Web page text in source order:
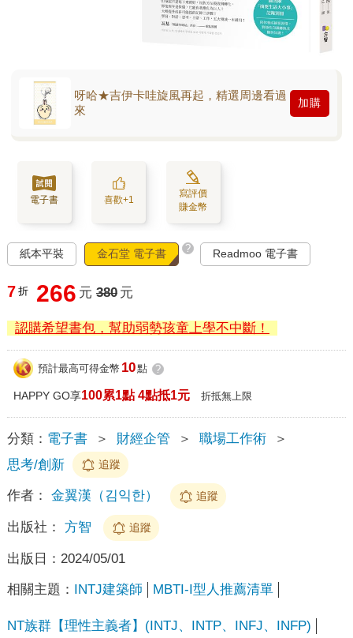
呀哈★吉伊卡哇旋風再起，精選周邊看過
來
加購
電子書 喜歡+1
寫評價
賺金幣
紙本平裝 金石堂 電子書 ? Readmoo 電子書
7 折 266 元 380 元
認購希望書包，幫助弱勢孩童上學不中斷！
預計最高可得金幣 10點 ?
HAPPY GO享100累1點 4點抵1元 折抵無上限
分類： 電子書 ＞ 財經企管 ＞ 職場工作術
＞
思考/創新
追蹤
作者： 金翼漢（김익한） 追蹤
出版社： 方智 追蹤
出版日： 2024/05/01
相關主題： INTJ建築師 MBTI-I型人推薦清單
NT族群【理性主義者】(INTJ、INTP、INFJ、INFP)